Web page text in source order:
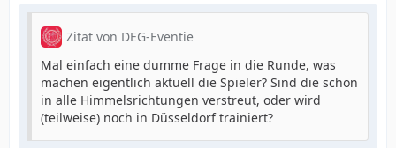
Zitat von DEG-Eventie
Mal einfach eine dumme Frage in die Runde, was
machen eigentlich aktuell die Spieler? Sind die schon
in alle Himmelsrichtungen verstreut, oder wird
(teilweise) noch in Düsseldorf trainiert?